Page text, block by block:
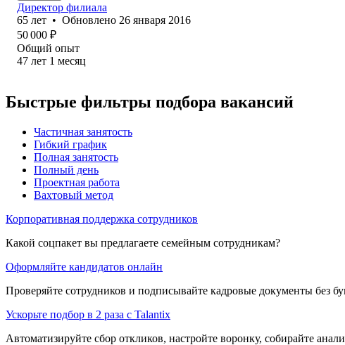
Директор филиала
65 лет • Обновлено 26 января 2016
50 000 ₽
Общий опыт
47 лет 1 месяц
Быстрые фильтры подбора вакансий
Частичная занятость
Гибкий график
Полная занятость
Полный день
Проектная работа
Вахтовый метод
Корпоративная поддержка сотрудников
Какой соцпакет вы предлагаете семейным сотрудникам?
Оформляйте кандидатов онлайн
Проверяйте сотрудников и подписывайте кадровые документы без
Ускорьте подбор в 2 раза с Talantix
Автоматизируйте сбор откликов, настройте воронку, собирайте